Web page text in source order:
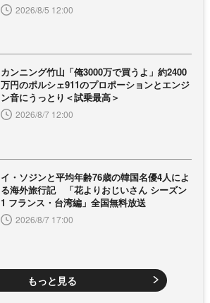
2026/8/5 12:00
カンニング竹山「俺3000万で買うよ」約2400
万円のポルシェ911のプロポーションとエンジ
ン音にうっとり＜試乗最高＞
2026/8/7 12:00
イ・ソジンと平均年齢76歳の韓国名優4人によ
る海外旅行記 「花よりおじいさん シーズン
1 フランス・台湾編」全国無料放送
2026/8/7 17:00
もっと見る